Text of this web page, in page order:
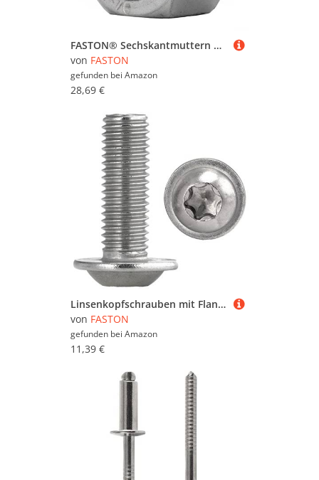
FASTON® Sechskantmuttern M12 Edelstahl A2 V2A (100 Stück) DIN 934 Mutter Sechskant Sechskant-Mutter für Gewindeschrauben (ISO 4032)
von FASTON
gefunden bei Amazon
28,69 €
Linsenkopfschrauben mit Flansch und Innensechsrund M8x18 Edelstahl (20 Stück) Linsenkopf Flachkopfschrauben FASTON
von FASTON
gefunden bei Amazon
11,39 €